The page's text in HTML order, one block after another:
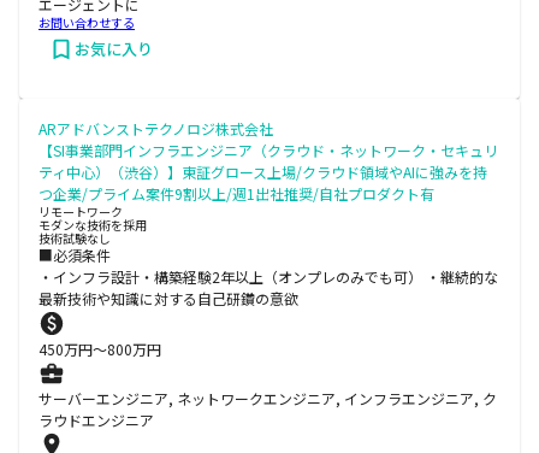
エージェントに
お問い合わせする
お気に入り
ARアドバンストテクノロジ株式会社
【SI事業部門インフラエンジニア（クラウド・ネットワーク・セキュリ
ティ中心）（渋谷）】東証グロース上場/クラウド領域やAIに強みを持
つ企業/プライム案件9割以上/週1出社推奨/自社プロダクト有
リモートワーク
モダンな技術を採用
技術試験なし
■必須条件
・インフラ設計・構築経験2年以上（オンプレのみでも可） ・継続的な
最新技術や知識に対する自己研鑽の意欲
450万円〜800万円
サーバーエンジニア, ネットワークエンジニア, インフラエンジニア, ク
ラウドエンジニア